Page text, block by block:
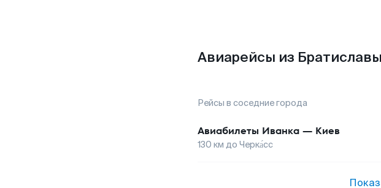
Авиарейсы из
Рейсы в соседние города
Авиабилеты Иванка — Киев
130 км до Черка́сс